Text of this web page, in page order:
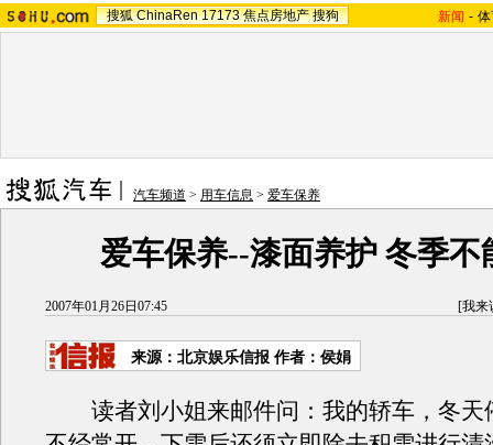
搜狐 ChinaRen 17173 焦点房地产 搜狗 新闻 -
汽车频道 > 用车信息 > 爱车保养
爱车保养--漆面养护 冬季不
2007年01月26日07:45 [我来
来源：北京娱乐信报 作者：侯娟
读者刘小姐来邮件问：我的轿车，冬天